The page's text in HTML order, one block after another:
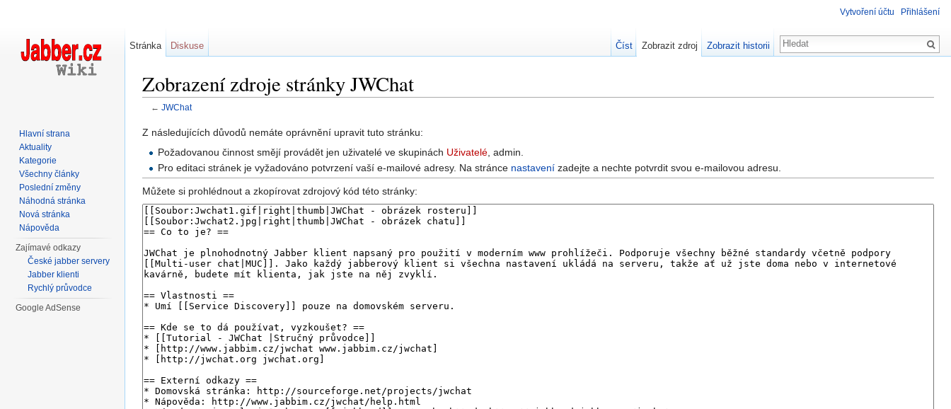
Zobrazení zdroje stránky JWChat
← JWChat
Z následujících důvodů nemáte oprávnění upravit tuto stránku:
Požadovanou činnost smějí provádět jen uživatelé ve skupinách Uživatelé , admin.
Pro editaci stránek je vyžadováno potvrzení vaší e-mailové adresy. Na stránce nastavení zadejte a nechte potvrdit svou e-mailovou adresu.
Můžete si prohlédnout a zkopírovat zdrojový kód této stránky:
Vytvoření účtu Přihlášení
Stránka Diskuse Číst Zobrazit zdroj Zobrazit historii
Hlavní strana
Aktuality
Kategorie
Všechny články
Poslední změny
Náhodná stránka
Nová stránka
Nápověda
Zajímavé odkazy
České jabber servery
Jabber klienti
Rychlý průvodce
Google AdSense